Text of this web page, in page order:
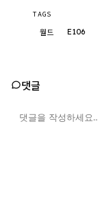
TAGS
월드 E106
댓글